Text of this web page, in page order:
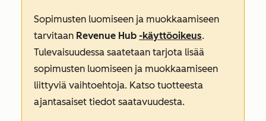
Sopimusten luomiseen ja muokkaamiseen
tarvitaan Revenue Hub -käyttöoikeus.
Tulevaisuudessa saatetaan tarjota lisää
sopimusten luomiseen ja muokkaamiseen
liittyviä vaihtoehtoja. Katso tuotteesta
ajantasaiset tiedot saatavuudesta.